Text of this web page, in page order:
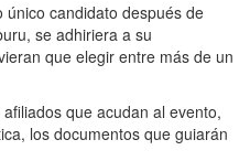
único candidato después de
se adhiriera a su
que elegir entre más de un
que acudan al evento,
los documentos que guiarán